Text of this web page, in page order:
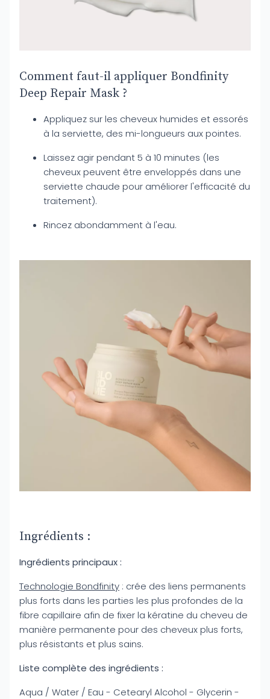
Comment faut-il appliquer Bondfinity
Deep Repair Mask ?
Appliquez sur les cheveux humides et essorés
à la serviette, des mi-longueurs aux pointes.
Laissez agir pendant 5 à 10 minutes (les
cheveux peuvent être enveloppés dans une
serviette chaude pour améliorer l'efficacité du
traitement).
Rincez abondamment à l'eau.
Ingrédients :
Ingrédients principaux :
Technologie Bondfinity : crée des liens permanents
plus forts dans les parties les plus profondes de la
fibre capillaire afin de fixer la kératine du cheveu de
manière permanente pour des cheveux plus forts,
plus résistants et plus sains.
Liste complète des ingrédients :
Aqua / Water / Eau - Cetearyl Alcohol - Glycerin -